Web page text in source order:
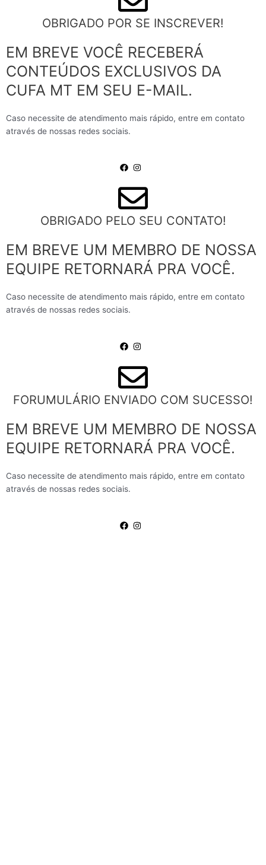
OBRIGADO POR SE INSCREVER!
EM BREVE VOCÊ RECEBERÁ
CONTEÚDOS EXCLUSIVOS DA
CUFA MT EM SEU E-MAIL.
Caso necessite de atendimento mais rápido, entre em contato
através de nossas redes sociais.
OBRIGADO PELO SEU CONTATO!
EM BREVE UM MEMBRO DE NOSSA
EQUIPE RETORNARÁ PRA VOCÊ.
Caso necessite de atendimento mais rápido, entre em contato
através de nossas redes sociais.
FORUMULÁRIO ENVIADO COM SUCESSO!
EM BREVE UM MEMBRO DE NOSSA
EQUIPE RETORNARÁ PRA VOCÊ.
Caso necessite de atendimento mais rápido, entre em contato
através de nossas redes sociais.